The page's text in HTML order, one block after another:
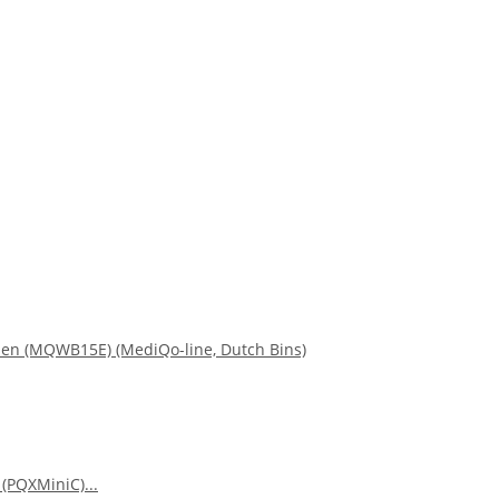
(MQWB15E) (MediQo-line, Dutch Bins)